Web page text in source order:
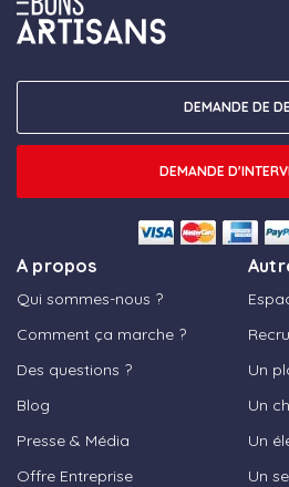
A propos
Qui sommes-nous ?
Comment ça marche ?
Des questions ?
Blog
Presse & Média
Offre Entreprise
Un
Un
Un
Un
DEMANDE DE
DEMANDE